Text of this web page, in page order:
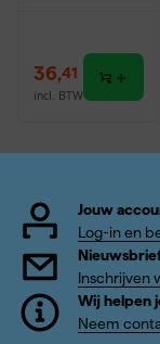
36,41
incl. BTW
Jouw
Log-in en
Inschrijven
Wij helpen
Neem